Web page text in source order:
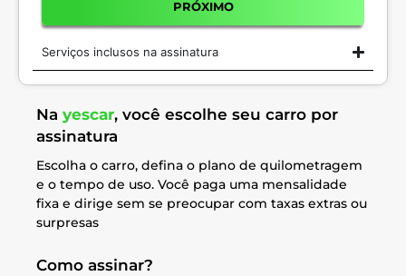
PRÓXIMO
Serviços inclusos na assinatura
Na yescar, você escolhe seu carro por
assinatura
Escolha o carro, defina o plano de quilometragem
e o tempo de uso. Você paga uma mensalidade
fixa e dirige sem se preocupar com taxas extras ou
surpresas
Como assinar?